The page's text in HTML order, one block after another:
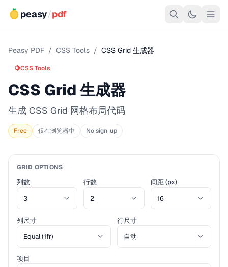
peasy/pdf
Peasy PDF / CSS Tools / CSS Grid 生成器
🍋CSS Tools
CSS Grid 生成器
生成 CSS Grid 网格布局代码
Free 仅在浏览器中 No sign-up
GRID OPTIONS
列数 行数 间距 (px)
列尺寸 行尺寸
项目